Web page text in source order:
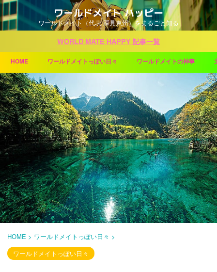
ワールドメイト ハッピー
ワールドメイト（代表 深見東州）をまるごと知る
WORLD MATE HAPPY 記事一覧
HOME ワールドメイトっぽい日々 ワールドメイトの神事
HOME > ワールドメイトっぽい日々 >
ワールドメイトっぽい日々